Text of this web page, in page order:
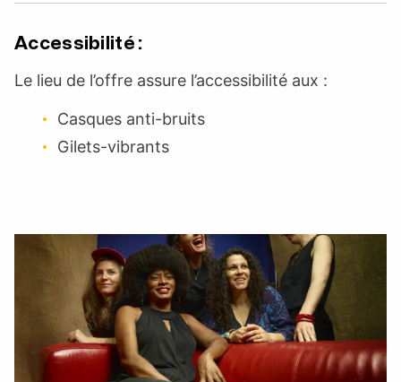
Accessibilité :
Le lieu de l’offre assure l’accessibilité aux :
Casques anti-bruits
Gilets-vibrants